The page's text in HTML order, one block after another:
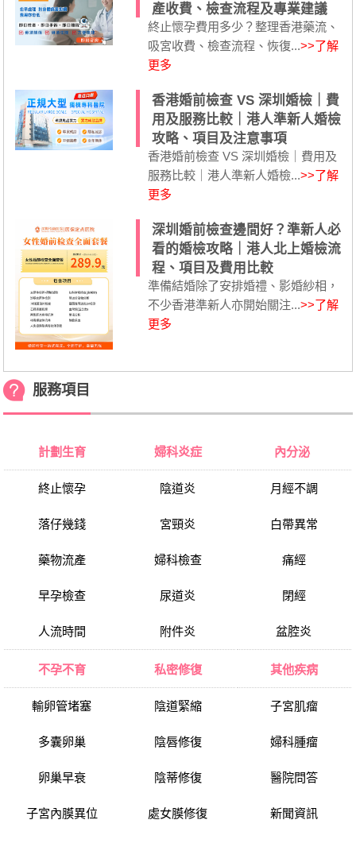
產收費、檢查流程及專業建議
終止懷孕費用多少？整理香港藥流、
吸宮收費、檢查流程、恢復...>>了解
更多
香港婚前檢查 VS 深圳婚檢｜費
用及服務比較｜港人準新人婚檢
攻略、項目及注意事項
香港婚前檢查 VS 深圳婚檢｜費用及
服務比較｜港人準新人婚檢...>>了解
更多
深圳婚前檢查邊間好？準新人必
看的婚檢攻略｜港人北上婚檢流
程、項目及費用比較
準備結婚除了安排婚禮、影婚紗相，
不少香港準新人亦開始關注...>>了解
更多
服務項目
計劃生育
終止懷孕
落仔幾錢
藥物流產
早孕檢查
人流時間
婦科炎症
陰道炎
宮頸炎
婦科檢查
尿道炎
附件炎
內分泌
月經不調
白帶異常
痛經
閉經
盆腔炎
不孕不育
輸卵管堵塞
多囊卵巢
卵巢早衰
子宮內膜異位
私密修復
陰道緊縮
陰唇修復
陰蒂修復
處女膜修復
其他疾病
子宮肌瘤
婦科腫瘤
醫院問答
新聞資訊